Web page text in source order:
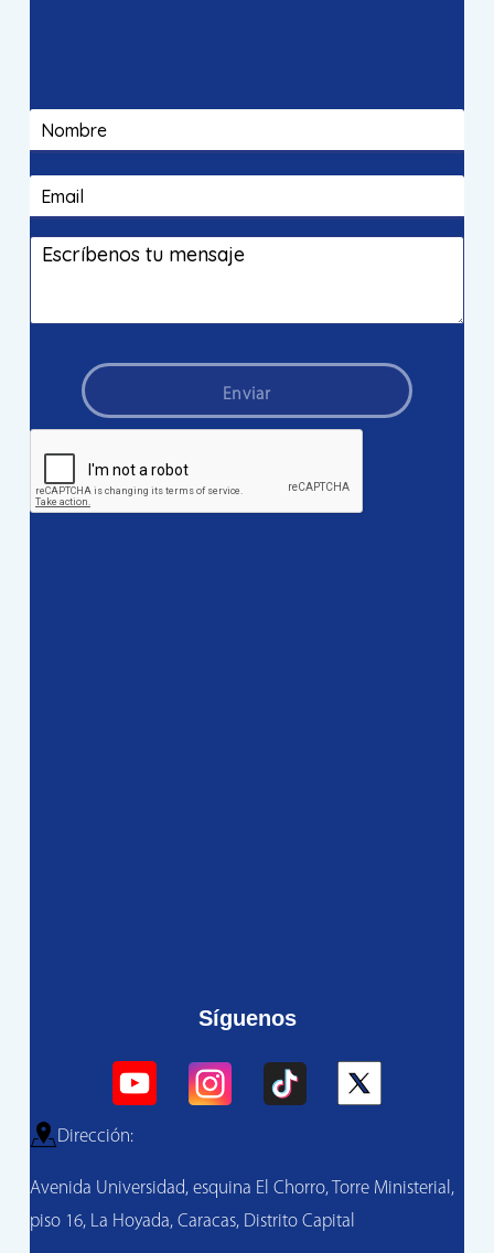
Enviar
Síguenos
Dirección:
Avenida Universidad, esquina El Chorro, Torre Ministerial,
piso 16, La Hoyada, Caracas, Distrito Capital